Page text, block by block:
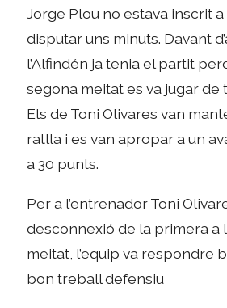
Jorge Plou no estava inscrit a
disputar uns minuts. Davant
l’Alfindén ja tenia el partit
segona meitat es va jugar de
Els de Toni Olivares van
ratlla i es van apropar a un
a 30 punts.
Per a l’entrenador Toni
desconnexió de la primera a
meitat, l’equip va respondre
bon treball defensiu